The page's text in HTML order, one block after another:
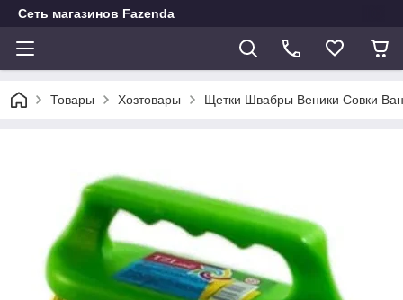
Сеть магазинов Fazenda
Товары Хозтовары Щетки Швабры Веники Совки